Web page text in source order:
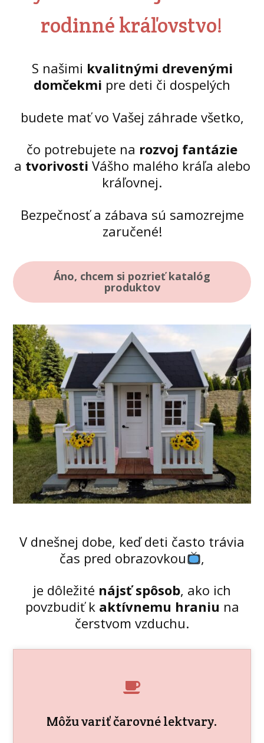
rodinné kráľovstvo!
S našimi kvalitnými drevenými
domčekmi pre deti či dospelých
budete mať vo Vašej záhrade všetko,
čo potrebujete na rozvoj fantázie
a tvorivosti Vášho malého kráľa alebo
kráľovnej.
Bezpečnosť a zábava sú samozrejme
zaručené!
Áno, chcem si pozrieť katalóg
produktov
V dnešnej dobe, keď deti často trávia
čas pred obrazovkou
,
je dôležité nájsť spôsob, ako ich
povzbudiť kaktívnemu hraniu na
čerstvom vzduchu.
Môžu variť čarovné lektvary.